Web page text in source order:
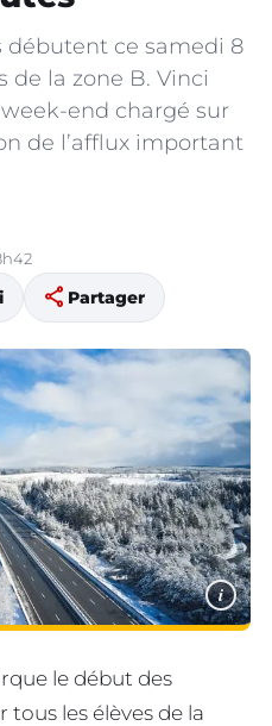
débutent ce samedi 8
de la zone B. Vinci
end chargé sur
de l’afflux important
share Partager
i
le début des
tous les élèves de la